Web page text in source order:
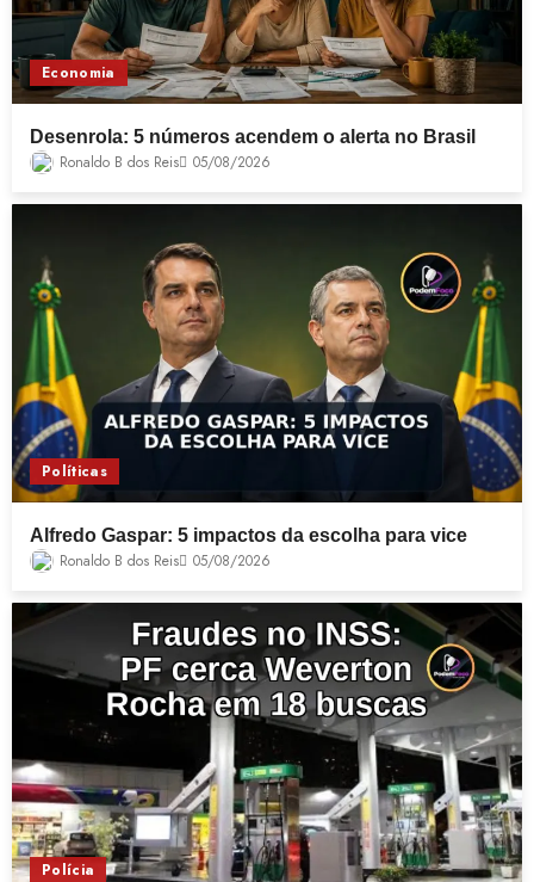
Economia
Desenrola: 5 números acendem o alerta no Brasil
Ronaldo B dos Reis 05/08/2026
Políticas
Alfredo Gaspar: 5 impactos da escolha para vice
Ronaldo B dos Reis 05/08/2026
Polícia